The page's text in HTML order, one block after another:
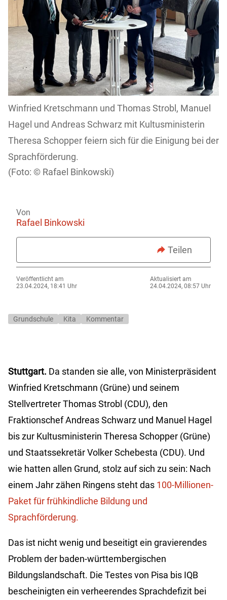
Winfried Kretschmann und Thomas Strobl, Manuel
Hagel und Andreas Schwarz mit Kultusministerin
Theresa Schopper feiern sich für die Einigung bei der
Sprachförderung.
Rafael Binkowski)
Von
Rafael Binkowski
Teilen
Veröffentlicht am
23.04.2024, 18:41 Uhr
Aktualisiert am
24.04.2024, 08:57 Uhr
Grundschule Kita Kommentar
Stuttgart. Da standen sie alle, von Ministerpräsident
Winfried Kretschmann (Grüne) und seinem
Stellvertreter Thomas Strobl (CDU), den
Fraktionschef Andreas Schwarz und Manuel Hagel
bis zur Kultusministerin Theresa Schopper (Grüne)
und Staatssekretär Volker Schebesta (CDU). Und
wie hatten allen Grund, stolz auf sich zu sein: Nach
einem Jahr zähen Ringens steht das 100-Millionen-
Paket für frühkindliche Bildung und
Sprachförderung.
Das ist nicht wenig und beseitigt ein gravierendes
Problem der baden-württembergischen
Bildungslandschaft. Die Testes von Pisa bis IQB
bescheinigten ein verheerendes Sprachdefizit bei